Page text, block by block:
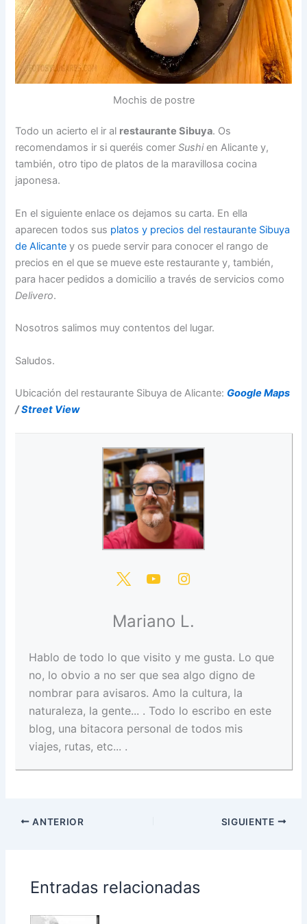
Mochis de postre
Todo un acierto el ir al restaurante Sibuya. Os
recomendamos ir si queréis comerSushien Alicante y,
también, otro tipo de platos de la maravillosa cocina
japonesa.
En el siguiente enlace os dejamos su carta. En ella
aparecen todos sus platos y precios del restaurante Sibuya
de Alicante y os puede servir para conocer el rango de
precios en el que se mueve este restaurante y, también,
para hacer pedidos a domicilio a través de servicios como
Delivero.
Nosotros salimos muy contentos del lugar.
Saludos.
Ubicación del restaurante Sibuya de Alicante: Google Maps
/Street View
Mariano L.
Hablo de todo lo que visito y me gusta. Lo que
no, lo obvio a no ser que sea algo digno de
nombrar para avisaros. Amo la cultura, la
naturaleza, la gente... . Todo lo escribo en este
blog, una bitacora personal de todos mis
viajes, rutas, etc... .
ANTERIOR SIGUIENTE
Entradas relacionadas